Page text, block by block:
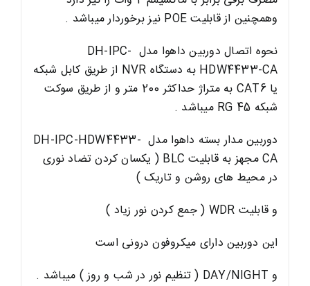
وهمچنین از قابلیت POE نیز برخوردار میباشد .
نحوه اتصال دوربین داهوا مدل DH-IPC-
HDW4433-CA به دستگاه NVR از طریق کابل شبکه
یا CAT6 به متراژ حداکثر 200 متر و از طریق سوکت
شبکه RG 45 میباشد .
دوربین مدار بسته داهوا
مدل DH-IPC-HDW4433-
CA مجهز به قابلیت BLC ( یکسان کردن تضاد نوری
در محیط های روشن و تاریک )
و قابلیت WDR ( جمع کردن نور زیاد )
این دوربین دارای میکروفون درونی است
و DAY/NIGHT ( تنظیم نور در شب و روز ) میباشد .